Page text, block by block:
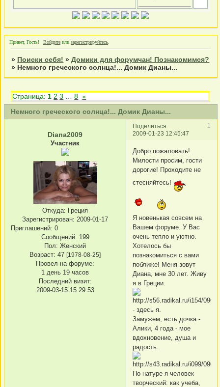
Привет, Гость! Войдите или зарегистрируйтесь
» Поиски себя! »Домики для форумчан! Познакомимся?
» Немного греческого солнца!... Домик Дианы...
Немного греческого солнца!... Домик Дианы...
Страница: 1 2 3 8 »
Поделиться
1
2009-01-23 12:45:47
Diana2009
Участник
Откуда: Греция
Зарегистрирован: 2009-01-17
Приглашений: 0
Сообщений: 199
Пол: Женский
Возраст: 47 [1978-08-25]
Провел на форуме:
1 день 19 часов
Последний визит:
2009-03-15 15:29:53
Добро пожаловать!
Милости просим, гости
дорогие! Проходите не
стесняйтесь!
Я новенькая совсем на
Вашем форуме. У Вас
очень тепло и уютно.
Хотелось бы
познакомиться с вами
поближе! Меня зовут
Диана, мне 30 лет. Живу
я в Греции.
- здесь я.
Замужем, есть дочка -
Алики, 4 года - мое
вдохновение, душа и
радость.
По натуре я человек
творческий: как учеба,